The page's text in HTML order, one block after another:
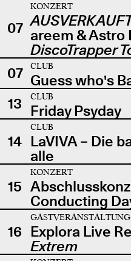
07
KONZERT
areem & Astro
DiscoTrapper
07
CLUB
Guess who's
13
CLUB
Friday Psyday
14
CLUB
LaVIVA – Die
alle
15
KONZERT
Conducting
16
GASTVERANSTALTUNG
Explora Live
Extrem